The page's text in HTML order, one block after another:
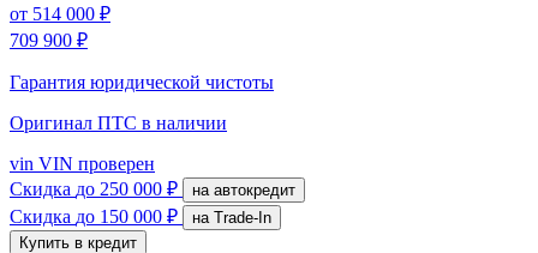
от 514 000 ₽
709 900 ₽
Гарантия юридической чистоты
Оригинал ПТС в наличии
vin VIN проверен
Скидка до 250 000 ₽ на автокредит
Скидка до 150 000 ₽
на Trade-In
Купить в кредит